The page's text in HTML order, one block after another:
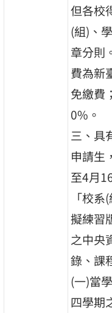
但各校
(組)、
章分則
費為新
免繳費
0%。
三、具
申請生
至4月
「校
擬練習
之中央
錄、課
(一)當
四學期